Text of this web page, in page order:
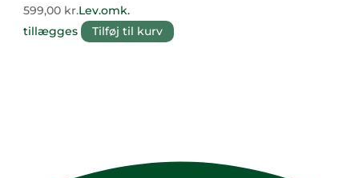
599,00 kr.Lev.omk.
tillægges
Tilføj til kurv